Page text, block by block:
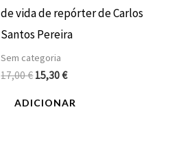
de vida de repórter de Carlos
Santos Pereira
Sem categoria
17,00€15,30€
ADICIONAR